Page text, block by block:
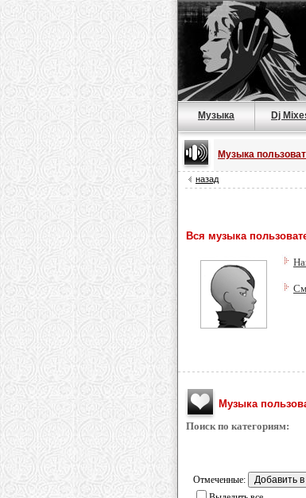
Музыка Dj
Музыка
назад
Вся музыка
Музыка
Поиск по категориям:
Отмеченные: